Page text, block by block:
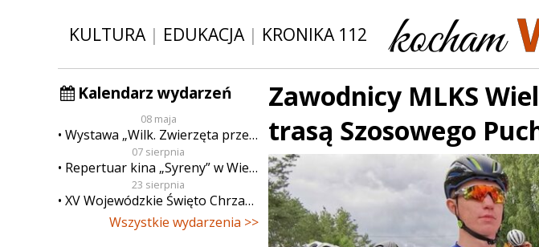
KULTURA| EDUKACJA| KRONIKA 112
Kalendarz wydarzeń
08 maja
Wystawa „Wilk. Zwierzęta przeklęte”
07 sierpnia
Repertuar kina „Syreny” w Wieluniu w dn. od 7 do 13 sierpnia
23 sierpnia
XV Wojewódzkie Święto Chrzanu
Wszystkie wydarzenia >>
Zawodnicy MLKS
trasą Szosowego